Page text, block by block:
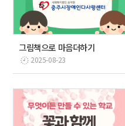
그림책으로 마음더하기
2025-08-23